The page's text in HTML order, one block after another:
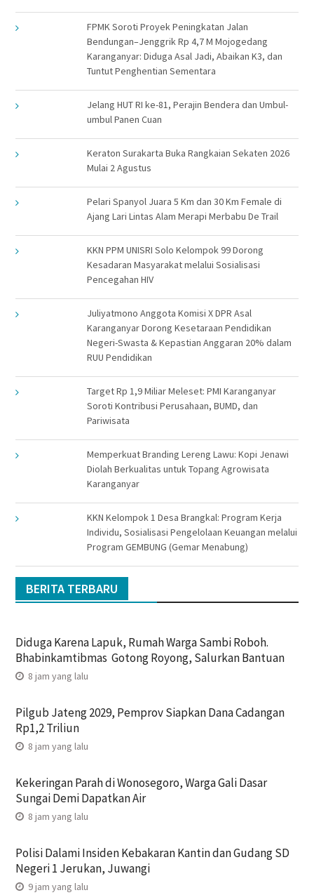
FPMK Soroti Proyek Peningkatan Jalan
Bendungan–Jenggrik Rp 4,7 M Mojogedang
Karanganyar: Diduga Asal Jadi, Abaikan K3, dan
Tuntut Penghentian Sementara
Jelang HUT RI ke-81, Perajin Bendera dan Umbul-
umbul Panen Cuan
Keraton Surakarta Buka Rangkaian Sekaten 2026
Mulai 2 Agustus
Pelari Spanyol Juara 5 Km dan 30 Km Female di
Ajang Lari Lintas Alam Merapi Merbabu De Trail
KKN PPM UNISRI Solo Kelompok 99 Dorong
Kesadaran Masyarakat melalui Sosialisasi
Pencegahan HIV
Juliyatmono Anggota Komisi X DPR Asal
Karanganyar Dorong Kesetaraan Pendidikan
Negeri-Swasta & Kepastian Anggaran 20% dalam
RUU Pendidikan
Target Rp 1,9 Miliar Meleset: PMI Karanganyar
Soroti Kontribusi Perusahaan, BUMD, dan
Pariwisata
Memperkuat Branding Lereng Lawu: Kopi Jenawi
Diolah Berkualitas untuk Topang Agrowisata
Karanganyar
KKN Kelompok 1 Desa Brangkal: Program Kerja
Individu, Sosialisasi Pengelolaan Keuangan melalui
Program GEMBUNG (Gemar Menabung)
BERITA TERBARU
Diduga Karena Lapuk, Rumah Warga Sambi Roboh.
Bhabinkamtibmas Gotong Royong, Salurkan Bantuan
8 jam yang lalu
Pilgub Jateng 2029, Pemprov Siapkan Dana Cadangan
Rp1,2 Triliun
8 jam yang lalu
Kekeringan Parah di Wonosegoro, Warga Gali Dasar
Sungai Demi Dapatkan Air
8 jam yang lalu
Polisi Dalami Insiden Kebakaran Kantin dan Gudang SD
Negeri 1 Jerukan, Juwangi
9 jam yang lalu